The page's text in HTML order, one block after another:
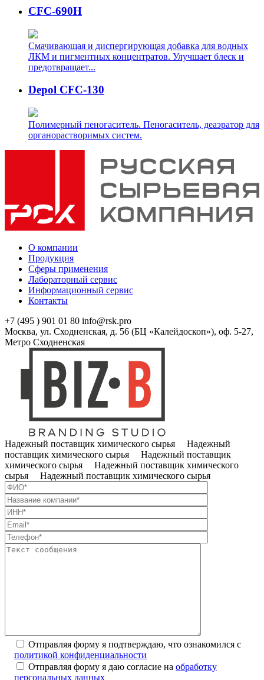
CFC-690H
Смачивающая и диспергирующая добавка для водных
ЛКМ и пигментных концентратов. Улучшает блеск и
предотвращает...
Depol CFC-130
Полимерный пеногаситель. Пеногаситель, деаэратор для
органорастворимых систем.
О компании
Продукция
Сферы применения
Лабораторный сервис
Информационный сервис
Контакты
+7 (495 ) 901 01 80 info@rsk.pro
Москва, ул. Сходненская, д. 56 (БЦ «Калейдоскоп»), оф. 5-27,
Метро Сходненская
Надежный поставщик химического сырья Надежный
поставщик химического сырья Надежный поставщик
химического сырья Надежный поставщик химического
сырья Надежный поставщик химического сырья
Отправляя форму я подтверждаю, что ознакомился с
политикой конфиденциальности
Отправляя форму я даю согласие на обработку
персональных данных